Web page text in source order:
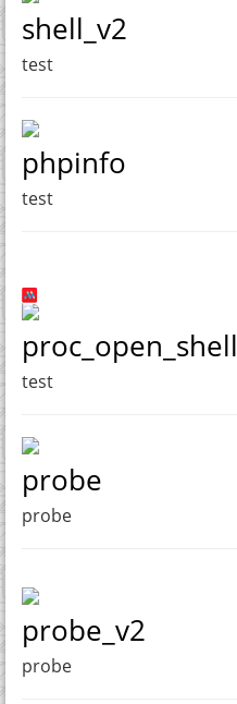
shell_v2
test
phpinfo
test
proc_open_shell
test
probe
probe
probe_v2
probe